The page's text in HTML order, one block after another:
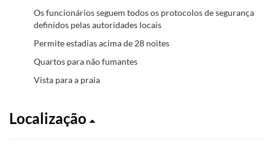
Os funcionários seguem todos os protocolos de segurança
definidos pelas autoridades locais
Permite estadias acima de 28 noites
Quartos para não fumantes
Vista para a praia
Localização